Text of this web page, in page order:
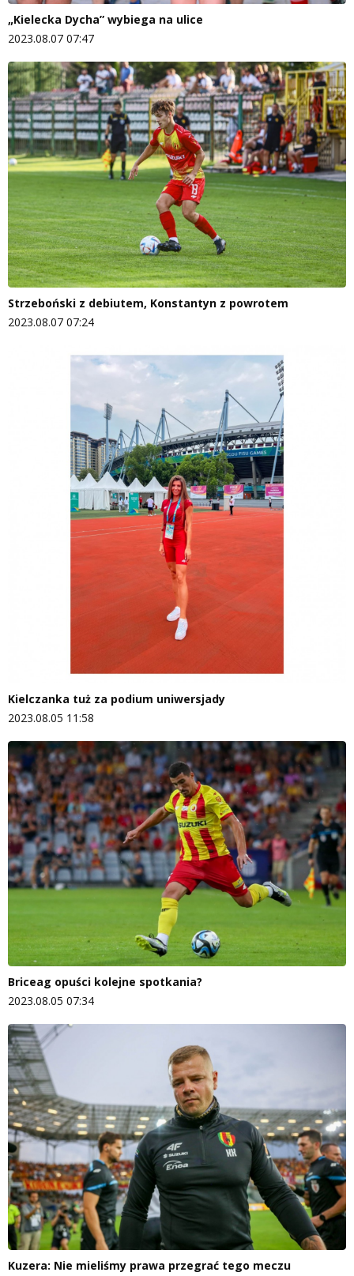
„Kielecka Dycha” wybiega na ulice
2023.08.07 07:47
Strzeboński z debiutem, Konstantyn z powrotem
2023.08.07 07:24
Kielczanka tuż za podium uniwersjady
2023.08.05 11:58
Briceag opuści kolejne spotkania?
2023.08.05 07:34
Kuzera: Nie mieliśmy prawa przegrać tego meczu